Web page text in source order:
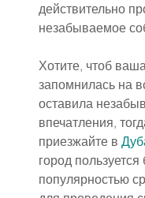
действительно
незабываемое
Хотите, чтоб
запомнилась на
оставила
впечатления,
приезжайте в
город
популярностью